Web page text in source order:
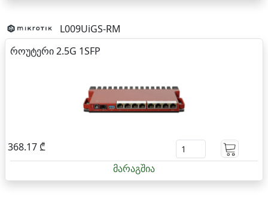
L009UiGS-RM
როუტერი 2.5G 1SFP
368.17 ₾
მარაგშია